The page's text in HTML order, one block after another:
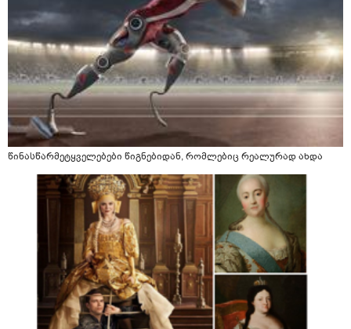
წინასწარმეტყველებები წიგნებიდან, რომლებიც რეალურად ახდა